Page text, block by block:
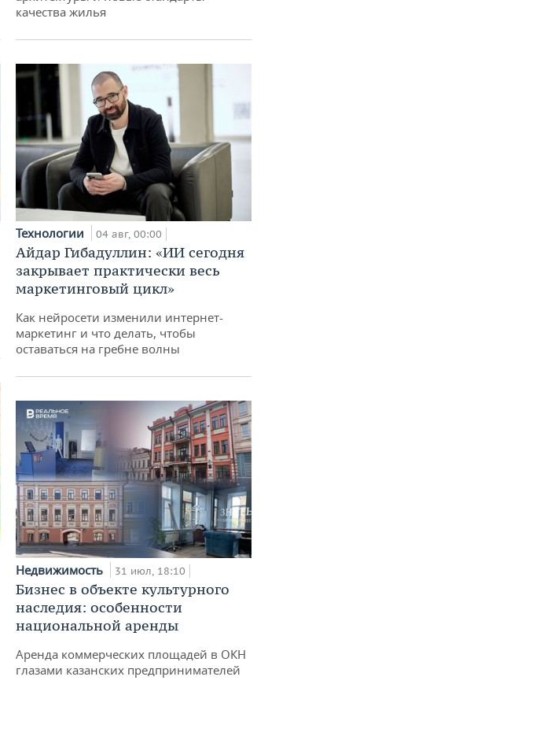
качества жилья
Технологии 04 авг, 00:00
Айдар Гибадуллин: «ИИ сегодня
закрывает практически весь
маркетинговый цикл»
Как нейросети изменили интернет-
маркетинг и что делать, чтобы
оставаться на гребне волны
Недвижимость 31 июл, 18:10
Бизнес в объекте культурного
наследия: особенности
национальной аренды
Аренда коммерческих площадей в ОКН
глазами казанских предпринимателей